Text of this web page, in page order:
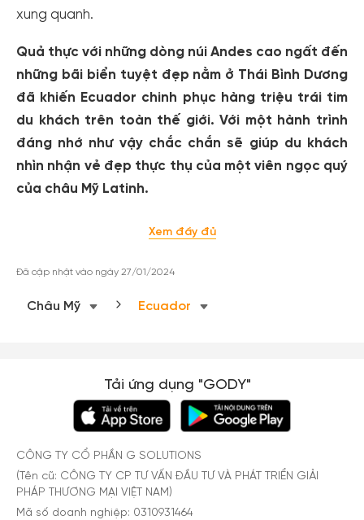
xung quanh.
Quả thực với những dòng núi Andes cao ngất đến
những bãi biển tuyệt đẹp nằm ở Thái Bình Dương
đã khiến Ecuador chinh phục hàng triệu trái tim
du khách trên toàn thế giới. Với một hành trình
đáng nhớ như vậy chắc chắn sẽ giúp du khách
nhìn nhận vẻ đẹp thực thụ của một viên ngọc quý
của châu Mỹ Latinh.
Xem đầy đủ
Đã cập nhật vào ngày 27/01/2024
Châu Mỹ Ecuador
Tải ứng dụng "GODY"
CÔNG TY CỔ PHẦN G SOLUTIONS
(Tên cũ: CÔNG TY CP TƯ VẤN ĐẦU TƯ VÀ PHÁT TRIỂN GIẢI
PHÁP THƯƠNG MẠI VIỆT NAM)
Mã số doanh nghiệp: 0310931464